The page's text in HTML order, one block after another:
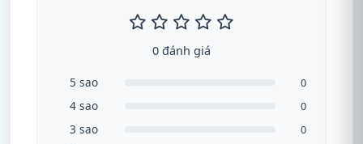
0 đánh giá
5 sao 0
4 sao 0
3 sao 0